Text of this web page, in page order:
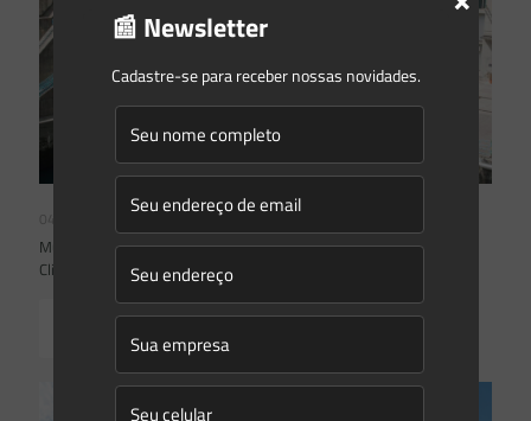
Mudanças climáticas, risco operacional e a relevância do Plano
Clima 2026 para as hidrelétricas
📰 Newsletter
Cadastre-se para receber nossas novidades.